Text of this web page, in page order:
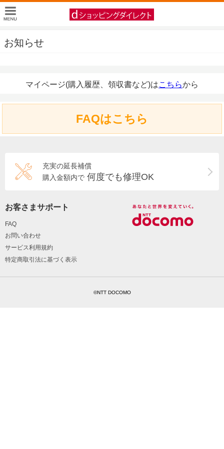
お知らせ
マイページ(購入履歴、領収書など)はこちらから
FAQはこちら
充実の延長補償
購入金額内で 何度でも修理OK
お客さまサポート
FAQ
お問い合わせ
サービス利用規約
特定商取引法に基づく表示
©NTT DOCOMO